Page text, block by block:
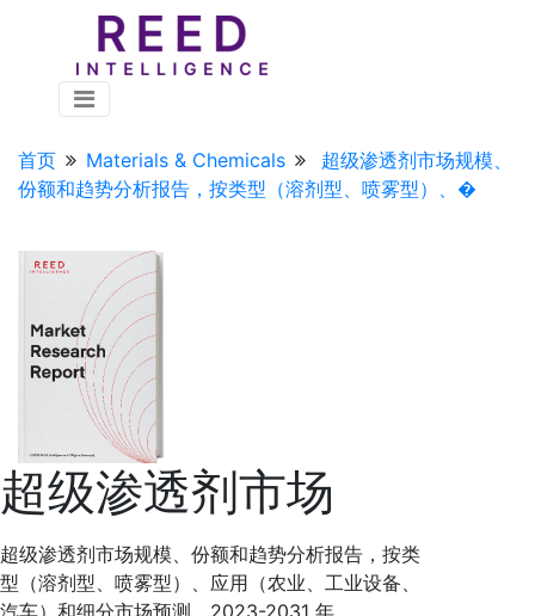
首页 Materials & Chemicals
超级渗透剂市场规模、
份额和趋势分析报告，按类型（溶剂型、喷雾型）、�
超级渗透剂市场
超级渗透剂市场规模、份额和趋势分析报告，按类
型（溶剂型、喷雾型）、应用（农业、工业设备、
汽车）和细分市场预测，2023-2031 年